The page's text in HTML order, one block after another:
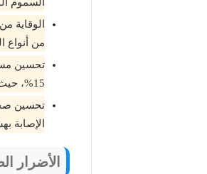
الوقاية
من أنواع
15%، حيث أن الكوليسترول هو أحد مسببات أمراض القلب.
تحسين
الإصابة
الأضرار